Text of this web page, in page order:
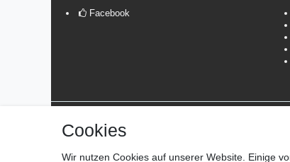
Facebook
*Lieferzeit: 1-3 Werktage / 4-5 Werktage - je nach
Cookies
Wir nutzen Cookies auf unserer Website. Einige